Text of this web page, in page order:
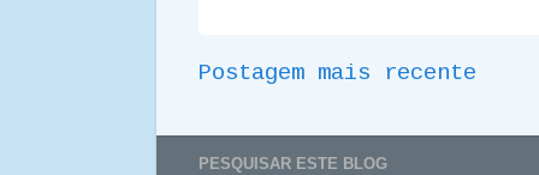
Postagem mais recente
PESQUISAR ESTE BLOG